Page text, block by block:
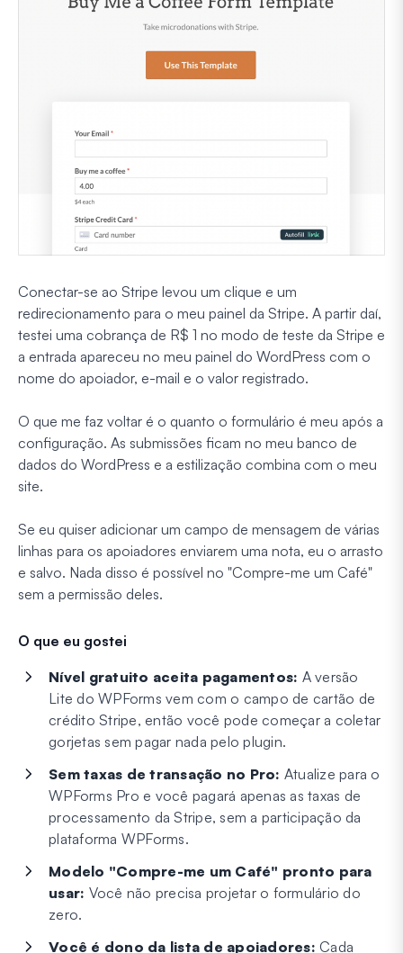
Conectar-se ao Stripe levou um clique e um
redirecionamento para o meu painel da Stripe. A partir daí,
testei uma cobrança de R$ 1 no modo de teste da Stripe e
a entrada apareceu no meu painel do WordPress com o
nome do apoiador, e-mail e o valor registrado.
O que me faz voltar é o quanto o formulário é meu após a
configuração. As submissões ficam no meu banco de
dados do WordPress e a estilização combina com o meu
site.
Se eu quiser adicionar um campo de mensagem de várias
linhas para os apoiadores enviarem uma nota, eu o arrasto
e salvo. Nada disso é possível no "Compre-me um Café"
sem a permissão deles.
O que eu gostei
Nível gratuito aceita pagamentos: A versão
Lite do WPForms vem com o campo de cartão de
crédito Stripe, então você pode começar a coletar
gorjetas sem pagar nada pelo plugin.
Sem taxas de transação no Pro: Atualize para o
WPForms Pro e você pagará apenas as taxas de
processamento da Stripe, sem a participação da
plataforma WPForms.
Modelo "Compre-me um Café" pronto para
usar: Você não precisa projetar o formulário do
zero.
Você é dono da lista de apoiadores: Cada